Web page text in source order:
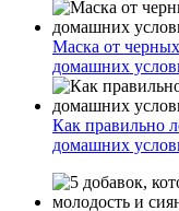
Маска от
домашних
Как правильно
домашних